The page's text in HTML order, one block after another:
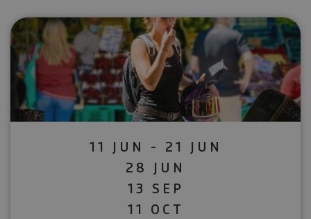
11 JUN - 21 JUN
28 JUN
13 SEP
11 OCT